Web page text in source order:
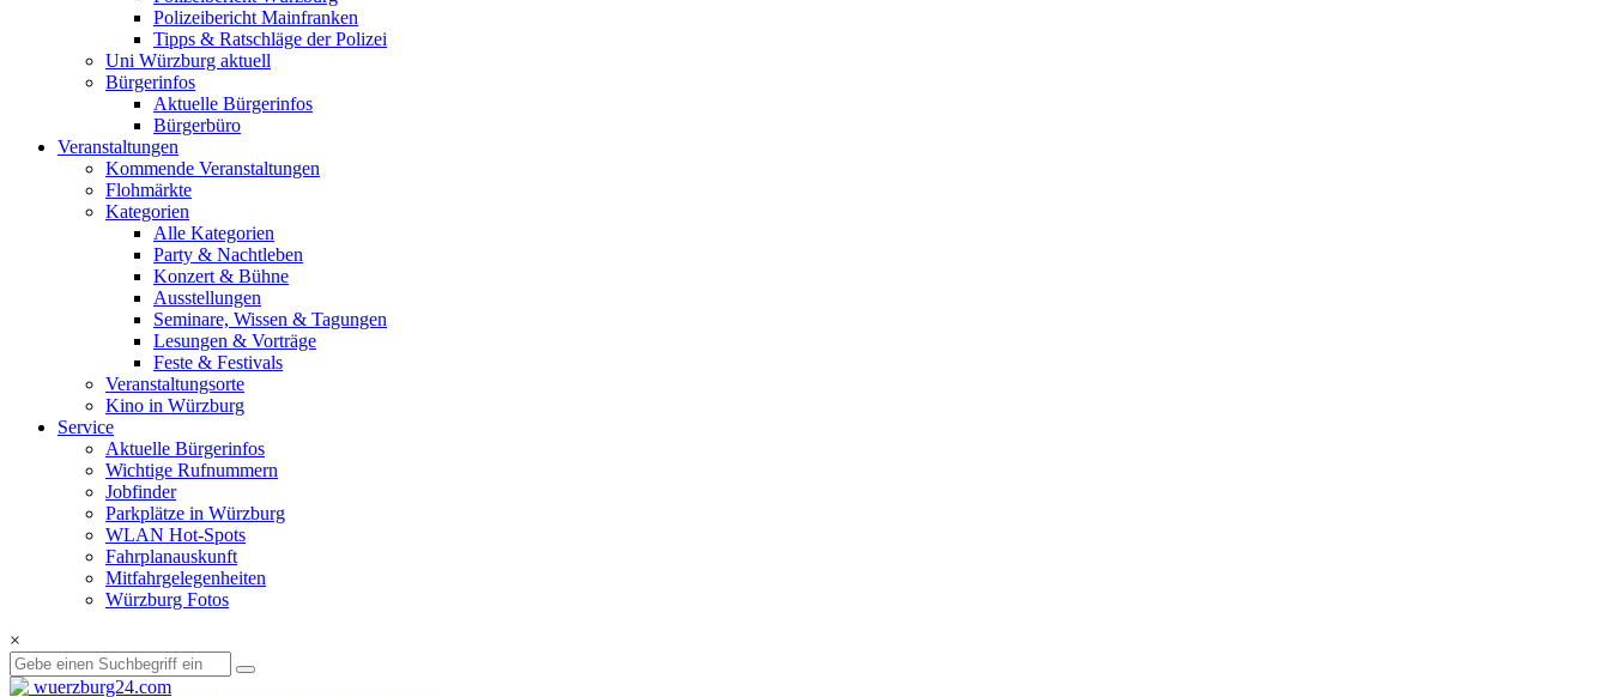
Polizeibericht Mainfranken
Tipps & Ratschläge der Polizei
Uni Würzburg aktuell
Bürgerinfos
Aktuelle Bürgerinfos
Bürgerbüro
Veranstaltungen
Kommende Veranstaltungen
Flohmärkte
Kategorien
Alle Kategorien
Party & Nachtleben
Konzert & Bühne
Ausstellungen
Seminare, Wissen & Tagungen
Lesungen & Vorträge
Feste & Festivals
Veranstaltungsorte
Kino in Würzburg
Service
Aktuelle Bürgerinfos
Wichtige Rufnummern
Jobfinder
Parkplätze in Würzburg
WLAN Hot-Spots
Fahrplanauskunft
Mitfahrgelegenheiten
Würzburg Fotos
×